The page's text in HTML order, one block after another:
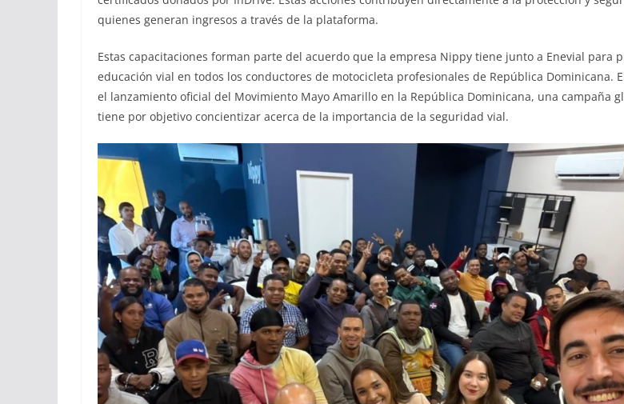
quienes generan ingresos a través de la plataforma.
Estas capacitaciones forman parte del acuerdo que la empresa Nippy tiene junto a Enevial para
educación vial en todos los conductores de motocicleta profesionales de República Dominicana.
el lanzamiento oficial del Movimiento Mayo Amarillo en la República Dominicana, una campaña
tiene por objetivo concientizar acerca de la importancia de la seguridad vial.